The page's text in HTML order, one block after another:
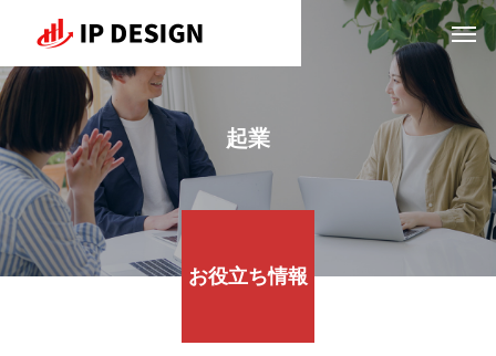
起業
お役立ち情報